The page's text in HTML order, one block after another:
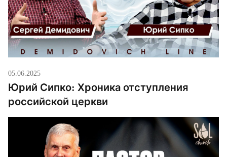
05.06.2025
Юрий Сипко: Хроника отступления
российской церкви